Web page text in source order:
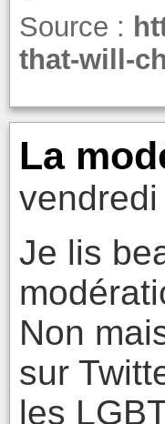
Source :
that-will-
La
Je lis
Non
sur
les